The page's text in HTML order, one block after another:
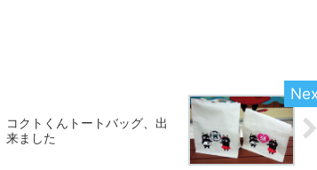
コクトくんトートバッグ、出
来ました